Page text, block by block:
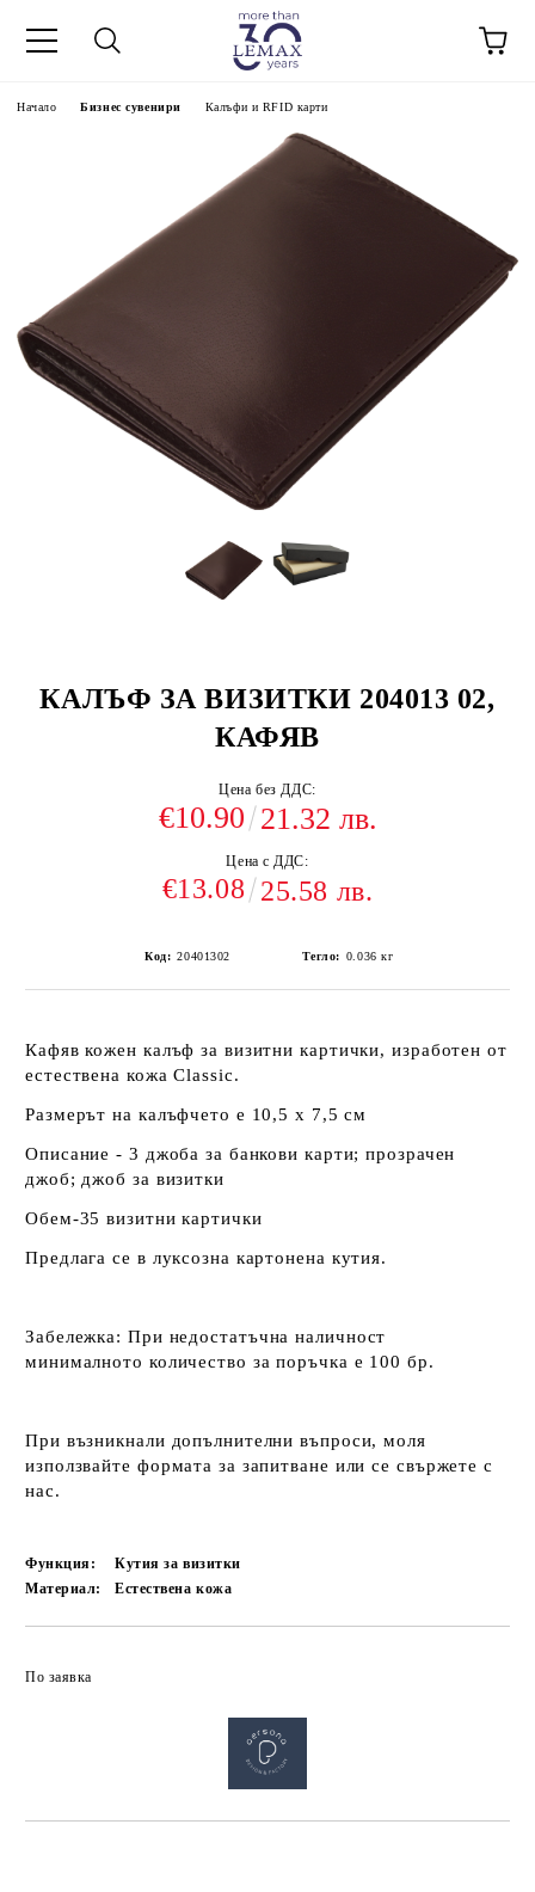
Начало Бизнес сувенири Калъфи и RFID карти
КАЛЪФ ЗА ВИЗИТКИ 204013 02,
КАФЯВ
Цена без ДДС:
€10.90 21.32 лв.
Цена с ДДС:
€13.08 25.58 лв.
Код: 20401302 Тегло: 0.036 кг
Кафяв кожен калъф за визитни картички, изработен от
естествена кожа Classic.
Размерът на калъфчето е 10,5 х 7,5 см
Описание - 3 джоба за банкови карти; прозрачен
джоб; джоб за визитки
Обем-35 визитни картички
Предлага се в луксозна картонена кутия.
Забележка: При недостатъчна наличност
минималното количество за поръчка е 100 бр.
При възникнали допълнителни въпроси, моля
използвайте формата за запитване или се свържете с
нас.
Функция:
Кутия за визитки
Материал:
Естествена кожа
По заявка